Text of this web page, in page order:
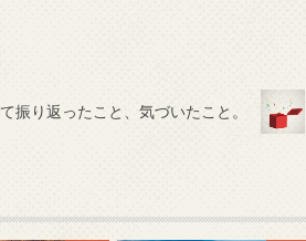
振り返ったこと、気づいたこと。